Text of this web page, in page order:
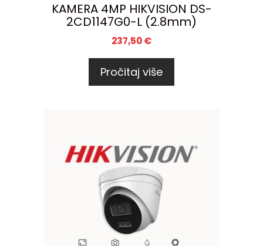
KAMERA 4MP HIKVISION DS-
2CD1147G0-L (2.8mm)
237,50€
Pročitaj više